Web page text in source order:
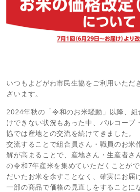
いつもよどがわ市民生協をご利用いただ
ざいます。
2024年秋の「令和のお米騒動」以降、
けできない状況もあった中、パルコープ
協では産地との交流を続けてきました。
交流することで組合員さん・職員のお米
解が高まることで、産地さん・生産者さ
の令和7年産米を集めていただくことが
だいたお米を余すことなく、確実にお届
一部の商品で価格の見直しをすることに